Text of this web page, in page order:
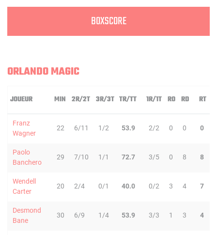
BOXSCORE
ORLANDO MAGIC
JOUEUR MIN 2R/2T 3R/3T TR/TT 1R/1T RO RD RT
Franz
Wagner
22 6/11 1/2 53.9 2/2 0 0 0
Paolo
Banchero
29 7/10 1/1 72.7 3/5 0 8 8
Wendell
Carter
20 2/4 0/1 40.0 0/2 3 4 7
Desmond
Bane
30 6/9 1/4 53.9 3/3 1 3 4